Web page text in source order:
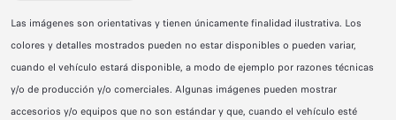
Las imágenes son orientativas y tienen únicamente finalidad ilustrativa. Los
colores y detalles mostrados pueden no estar disponibles o pueden variar,
cuando el vehículo estará disponible, a modo de ejemplo por razones técnicas
y/o de producción y/o comerciales. Algunas imágenes pueden mostrar
accesorios y/o equipos que no son estándar y que, cuando el vehículo esté